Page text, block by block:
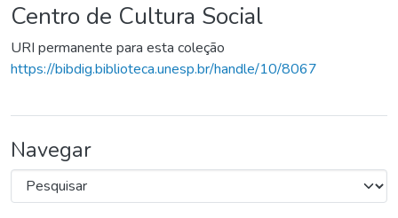
Digital
Estatísticas
Centro de Cultura Social
URI permanente para esta coleção
https://bibdig.biblioteca.unesp.br/handle/10/8067
Navegar